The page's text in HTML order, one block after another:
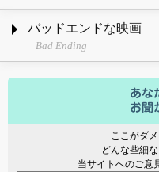
バッドエンドな映画
Bad Ending
ここがダ
どんな些細
当サイトへのご意